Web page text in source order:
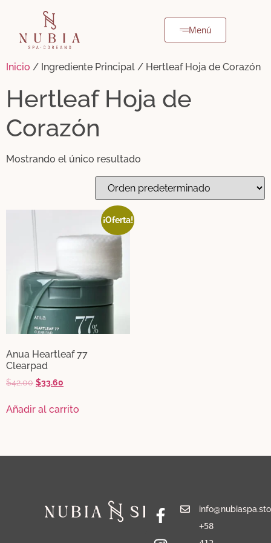
Menú
Inicio / Ingrediente Principal / Hertleaf Hoja de Corazón
Hertleaf Hoja de
Corazón
Mostrando el único resultado
¡Oferta!
Anua Heartleaf 77
Clearpad
$42.00 $33.60
Añadir al carrito
+58